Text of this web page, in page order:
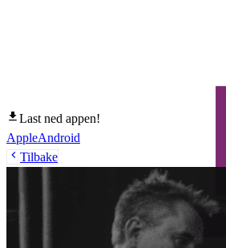
Last ned appen!
AppleAndroid
Tilbake